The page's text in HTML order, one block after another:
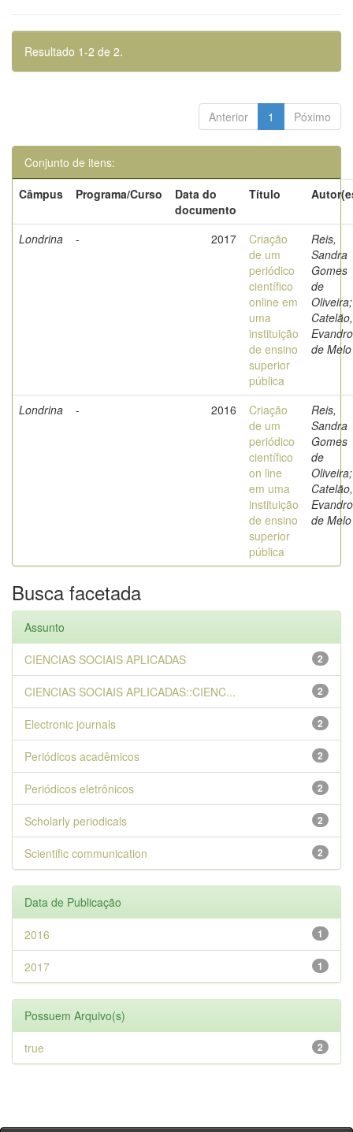
Resultado 1-2 de 2.
Anterior 1 Póximo
Conjunto de itens:
Câmpus
Programa/Curso
Data do
documento
Título
Londrina - 2017
Criação
de um
periódico
científico
online em
uma
instituição
de ensino
superior
pública
Reis,
Sandra
Gomes
de
Oliveira;
Catelão,
Evandro
de Melo
Londrina - 2016
Criação
de um
periódico
científico
on line
em uma
instituição
de ensino
superior
pública
Reis,
Sandra
Gomes
de
Oliveira;
Catelão,
Evandro
de Melo
Busca facetada
Assunto
2
CIENCIAS SOCIAIS APLICADAS
2
CIENCIAS SOCIAIS APLICADAS::CIENC...
2
Electronic journals
2
Periódicos acadêmicos
2
Periódicos eletrônicos
2
Scholarly periodicals
2
Scientific communication
Data de Publicação
1
2016
1
2017
Possuem Arquivo(s)
2
true